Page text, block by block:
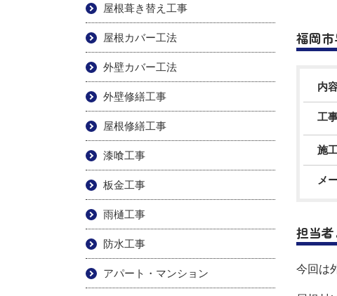
福岡
内
工
施
メ
担当者
今回は
屋根葺き替え工事
屋根カバー工法
外壁カバー工法
外壁修繕工事
屋根修繕工事
漆喰工事
板金工事
雨樋工事
防水工事
アパート・マンション